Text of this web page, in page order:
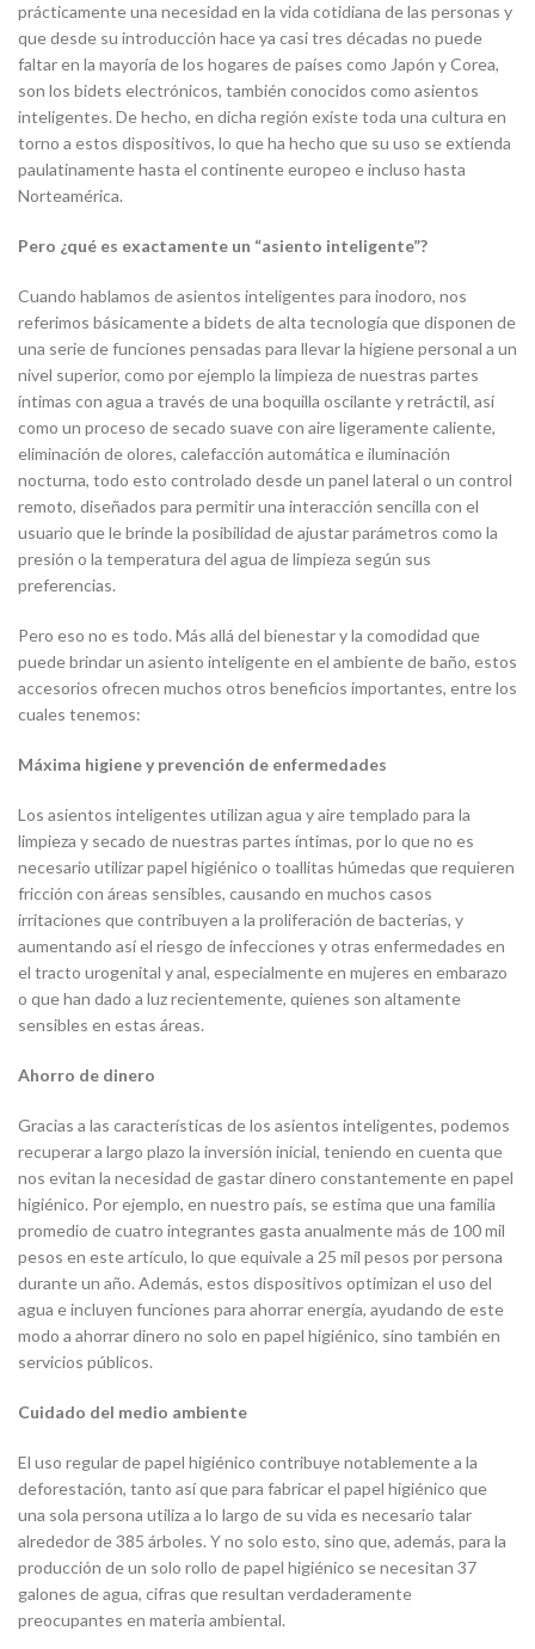
prácticamente una necesidad en la vida cotidiana de las personas y
que desde su introducción hace ya casi tres décadas no puede
faltar en la mayoría de los hogares de países como Japón y Corea,
son los bidets electrónicos, también conocidos como asientos
inteligentes. De hecho, en dicha región existe toda una cultura en
torno a estos dispositivos, lo que ha hecho que su uso se extienda
paulatinamente hasta el continente europeo e incluso hasta
Norteamérica.
Pero ¿qué es exactamente un “asiento inteligente”?
Cuando hablamos de asientos inteligentes para inodoro, nos
referimos básicamente a bidets de alta tecnología que disponen de
una serie de funciones pensadas para llevar la higiene personal a un
nivel superior, como por ejemplo la limpieza de nuestras partes
íntimas con agua a través de una boquilla oscilante y retráctil, así
como un proceso de secado suave con aire ligeramente caliente,
eliminación de olores, calefacción automática e iluminación
nocturna, todo esto controlado desde un panel lateral o un control
remoto, diseñados para permitir una interacción sencilla con el
usuario que le brinde la posibilidad de ajustar parámetros como la
presión o la temperatura del agua de limpieza según sus
preferencias.
Pero eso no es todo. Más allá del bienestar y la comodidad que
puede brindar un asiento inteligente en el ambiente de baño, estos
accesorios ofrecen muchos otros beneficios importantes, entre los
cuales tenemos:
Máxima higiene y prevención de enfermedades
Los asientos inteligentes utilizan agua y aire templado para la
limpieza y secado de nuestras partes íntimas, por lo que no es
necesario utilizar papel higiénico o toallitas húmedas que requieren
fricción con áreas sensibles, causando en muchos casos
irritaciones que contribuyen a la proliferación de bacterias, y
aumentando así el riesgo de infecciones y otras enfermedades en
el tracto urogenital y anal, especialmente en mujeres en embarazo
o que han dado a luz recientemente, quienes son altamente
sensibles en estas áreas.
Ahorro de dinero
Gracias a las características de los asientos inteligentes, podemos
recuperar a largo plazo la inversión inicial, teniendo en cuenta que
nos evitan la necesidad de gastar dinero constantemente en papel
higiénico. Por ejemplo, en nuestro país, se estima que una familia
promedio de cuatro integrantes gasta anualmente más de 100 mil
pesos en este artículo, lo que equivale a 25 mil pesos por persona
durante un año. Además, estos dispositivos optimizan el uso del
agua e incluyen funciones para ahorrar energía, ayudando de este
modo a ahorrar dinero no solo en papel higiénico, sino también en
servicios públicos.
Cuidado del medio ambiente
El uso regular de papel higiénico contribuye notablemente a la
deforestación, tanto así que para fabricar el papel higiénico que
una sola persona utiliza a lo largo de su vida es necesario talar
alrededor de 385 árboles. Y no solo esto, sino que, además, para la
producción de un solo rollo de papel higiénico se necesitan 37
galones de agua, cifras que resultan verdaderamente
preocupantes en materia ambiental.